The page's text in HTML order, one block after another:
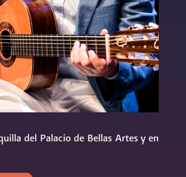
del Palacio de Bellas Artes y en